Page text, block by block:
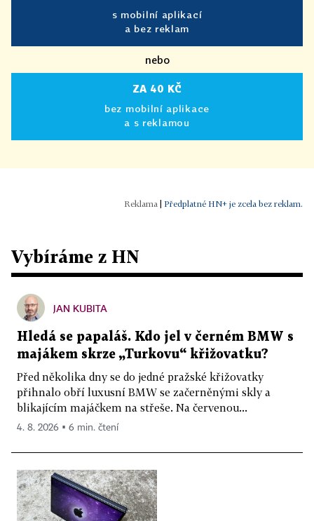
s mobilní aplikací
a bez reklam
nebo
ZA 40 KČ
bez mobilní aplikace
a s reklamou
Předplatné HN+ je zcela bez reklam.
Vybíráme z HN
JAN KUBITA
Hledá se papaláš. Kdo jel v černém BMW s
majákem skrze „Turkovu“ křižovatku?
Před několika dny se do jedné pražské křižovatky
přihnalo obří luxusní BMW se začerněnými skly a
blikajícím majáčkem na střeše. Na červenou...
4. 8. 2026 ▪ 6 min. čtení